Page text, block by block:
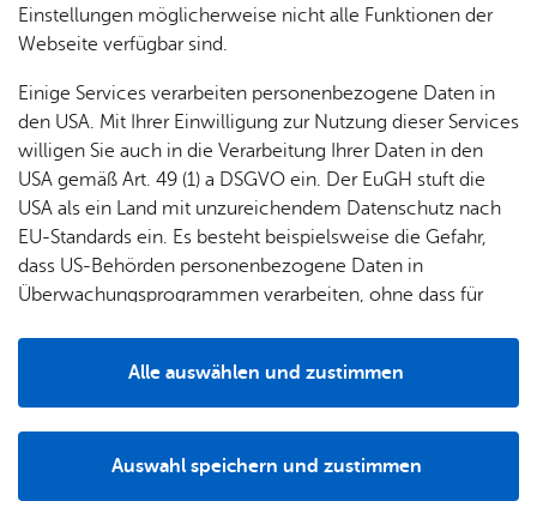
und
Grup­
Sommer-Camp
Kommt mit ins Spielehaus-Camp und erlebt
Camp könnt ihr neue Freundschaften knüpfen,
Zusammenhalt bei verschiedenen Aktivitäten erleben und
wunderbare Erinnerungen schaffen.
Mit Fairplay, Fun und Empowerment könnt ihr im Camp
neue Dinge ausprobieren, neue Interessen entwickeln und
persönli­che Fähigkeiten ausbauen. Bei Aktionen im Freien
auf dem Spielehausgelände, im na­hegelegenen
Drei Wochen voller Abenteuer, Kreativität und
Sommerfeeling warten auf dich! Im Sommer-Camp
erlebst du jeden Tag etwas Neues: Spannende Ausflüge,
Einstellungen möglicherweise nicht alle Funktionen der
Webseite verfügbar sind.
Einige Services verarbeiten personenbezogene Daten in
den USA. Mit Ihrer Einwilligung zur Nutzung dieser Services
willigen Sie auch in die Verarbeitung Ihrer Daten in den
USA gemäß Art. 49 (1) a DSGVO ein. Der EuGH stuft die
USA als ein Land mit unzureichendem Datenschutz nach
EU-Standards ein. Es besteht beispielsweise die Gefahr,
dass US-Behörden personenbezogene Daten in
Überwachungsprogrammen verarbeiten, ohne dass für
Auswahl speichern und zustimmen
Alle auswählen und zustimmen